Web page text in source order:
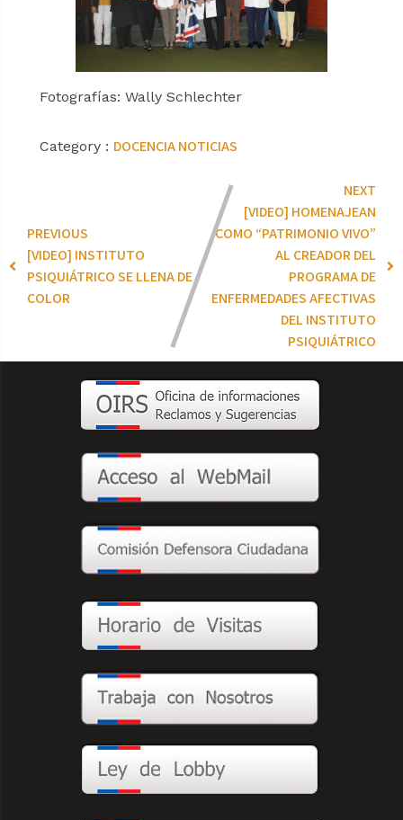
Fotografías: Wally Schlechter
Category : DOCENCIANOTICIAS
PREVIOUS
[VIDEO] INSTITUTO
PSIQUIÁTRICO SE LLENA DE
COLOR
NEXT
[VIDEO] HOMENAJEAN
COMO “PATRIMONIO VIVO”
AL CREADOR DEL
PROGRAMA DE
ENFERMEDADES AFECTIVAS
DEL INSTITUTO
PSIQUIÁTRICO